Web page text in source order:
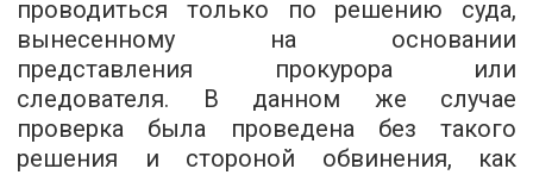
проводиться только по решению суда,
вынесенному на основании
представления прокурора или
следователя. В данном же случае
проверка была проведена без такого
решения и стороной обвинения, как